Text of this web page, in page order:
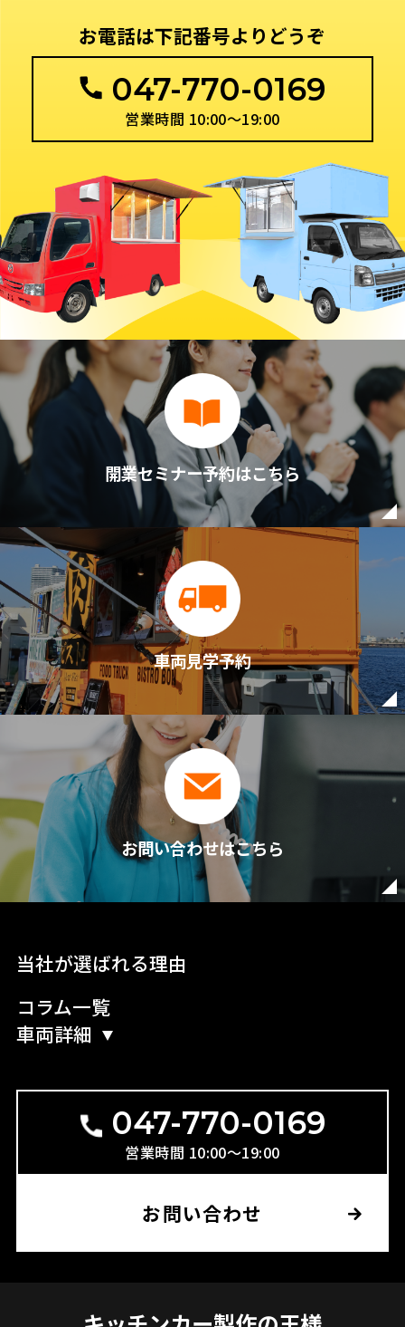
お電話は下記番号よりどうぞ
047-770-0169
営業時間 10:00〜19:00
開業セミナー予約はこちら
車両見学予約
お問い合わせはこちら
当社が選ばれる理由
コラム一覧
車両詳細
047-770-0169
営業時間 10:00〜19:00
お問い合わせ